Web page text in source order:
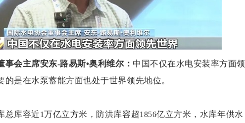
事会主席安东-路易斯•奥利维尔： 中国不仅在水电安装率方面领
的是在水泵蓄能方面也处于世界领先地位。
总库容近1万亿立方米，防洪库容超1856亿立方米，水库年供水